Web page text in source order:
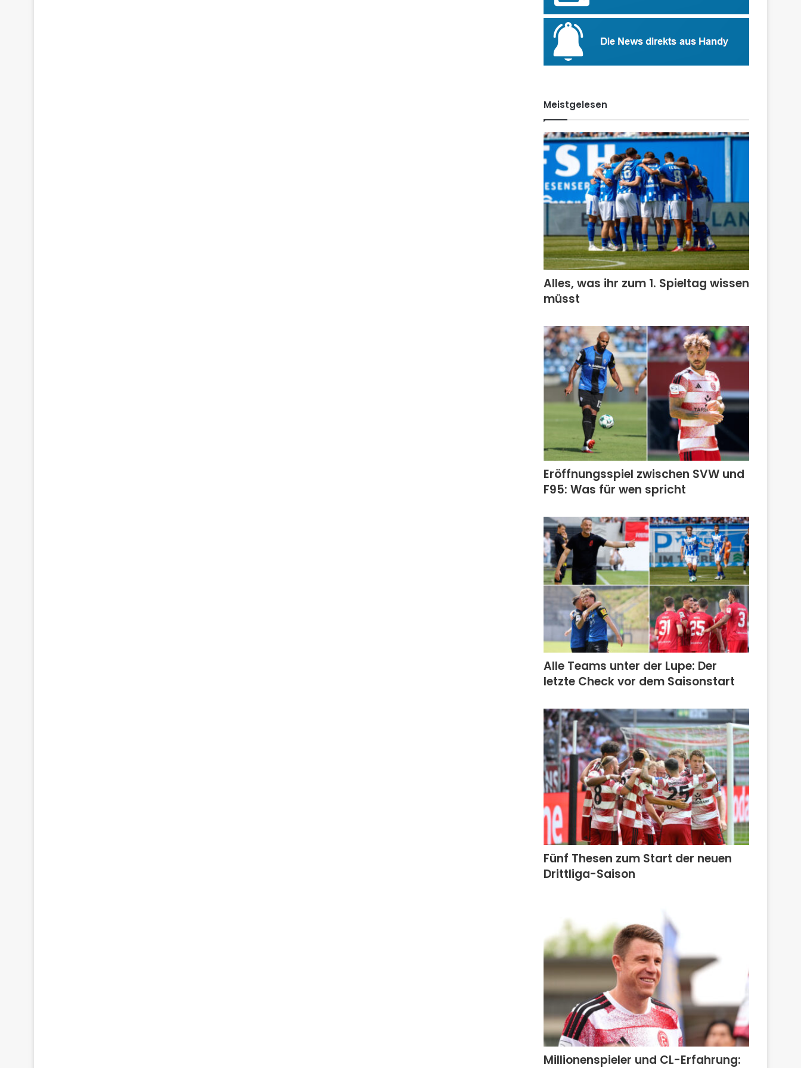
Meistgelesen
Alles, was ihr zum 1. Spieltag wissen
müsst
Eröffnungsspiel zwischen SVW und
F95: Was für wen spricht
Alle Teams unter der Lupe: Der
letzte Check vor dem Saisonstart
Fünf Thesen zum Start der neuen
Drittliga-Saison
Millionenspieler und CL-Erfahrung: